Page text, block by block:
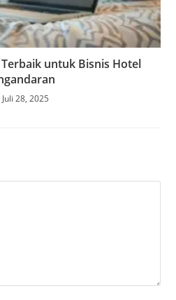
untuk Bisnis Hotel
Juli 28, 2025